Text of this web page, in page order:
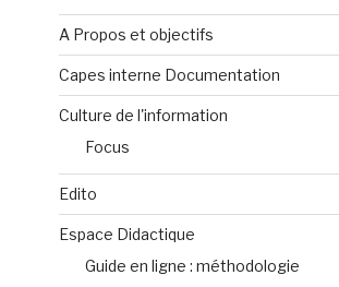
A Propos et objectifs
Capes interne Documentation
Culture de l'information
Focus
Edito
Espace Didactique
Guide en ligne : méthodologie